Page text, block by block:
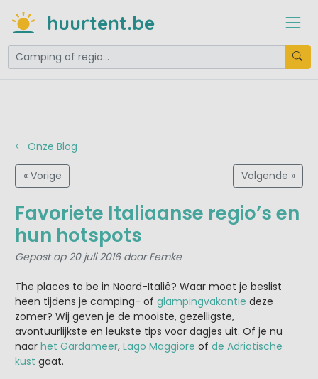
huurtent.be
Onze Blog
« Vorige Volgende »
Favoriete Italiaanse regio’s en
hun hotspots
Gepost op 20 juli 2016 door Femke
The places to be in Noord-Italië? Waar moet je beslist
heen tijdens je camping- of glampingvakantie deze
zomer? Wij geven je de mooiste, gezelligste,
avontuurlijkste en leukste tips voor dagjes uit. Of je nu
naar het Gardameer, Lago Maggiore of de Adriatische
kust gaat.